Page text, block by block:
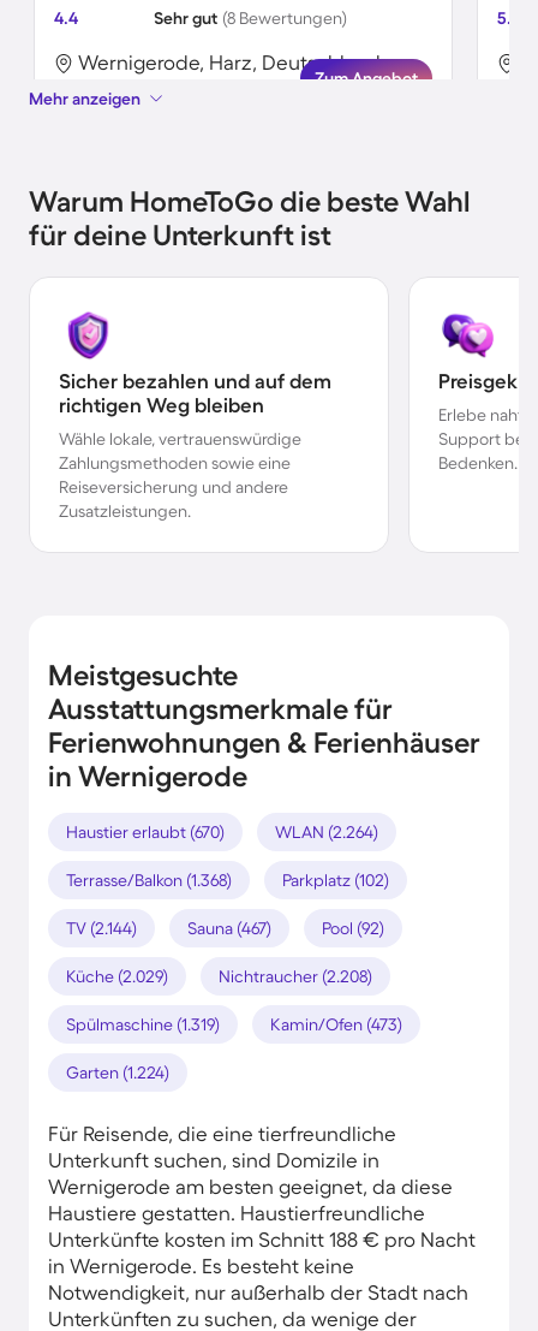
4.4
Sehr gut (8 Bewertungen)
Wernigerode, Harz, Deutschland
Zum Angebot
5.0
Mehr anzeigen
Warum HomeToGo die beste Wahl
für deine Unterkunft ist
Sicher bezahlen und auf dem
richtigen Weg bleiben
Wähle lokale, vertrauenswürdige
Zahlungsmethoden sowie eine
Reiseversicherung und andere
Zusatzleistungen.
Erlebe
Support bei
Bedenken.
Meistgesuchte
Ausstattungsmerkmale für
Ferienwohnungen & Ferienhäuser
in Wernigerode
Haustier erlaubt (670) WLAN (2.264)
Terrasse/Balkon (1.368) Parkplatz (102)
TV (2.144) Sauna (467) Pool (92)
Küche (2.029) Nichtraucher (2.208)
Spülmaschine (1.319) Kamin/Ofen (473)
Garten (1.224)
Für Reisende, die eine tierfreundliche
Unterkunft suchen, sind Domizile in
Wernigerode am besten geeignet, da diese
Haustiere gestatten. Haustierfreundliche
Unterkünfte kosten im Schnitt 188 € pro Nacht
in Wernigerode. Es besteht keine
Notwendigkeit, nur außerhalb der Stadt nach
Unterkünften zu suchen, da wenige der